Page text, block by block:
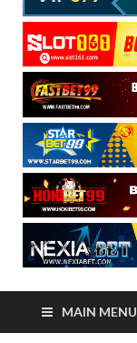
MAIN MENU